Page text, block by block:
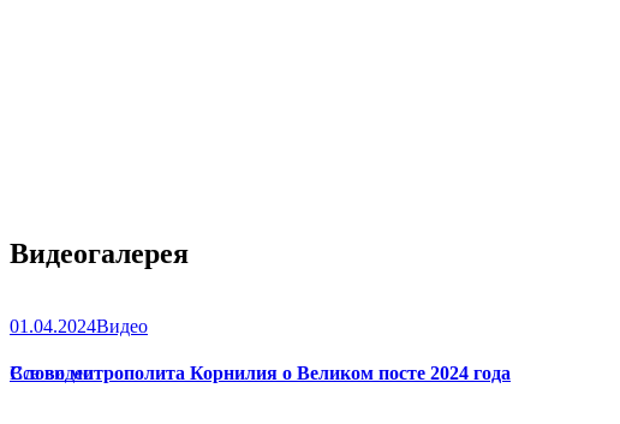
Видеогалерея
01.04.2024Видео
Слово митрополита Корнилия о Великом посте 2024 года
Все видео